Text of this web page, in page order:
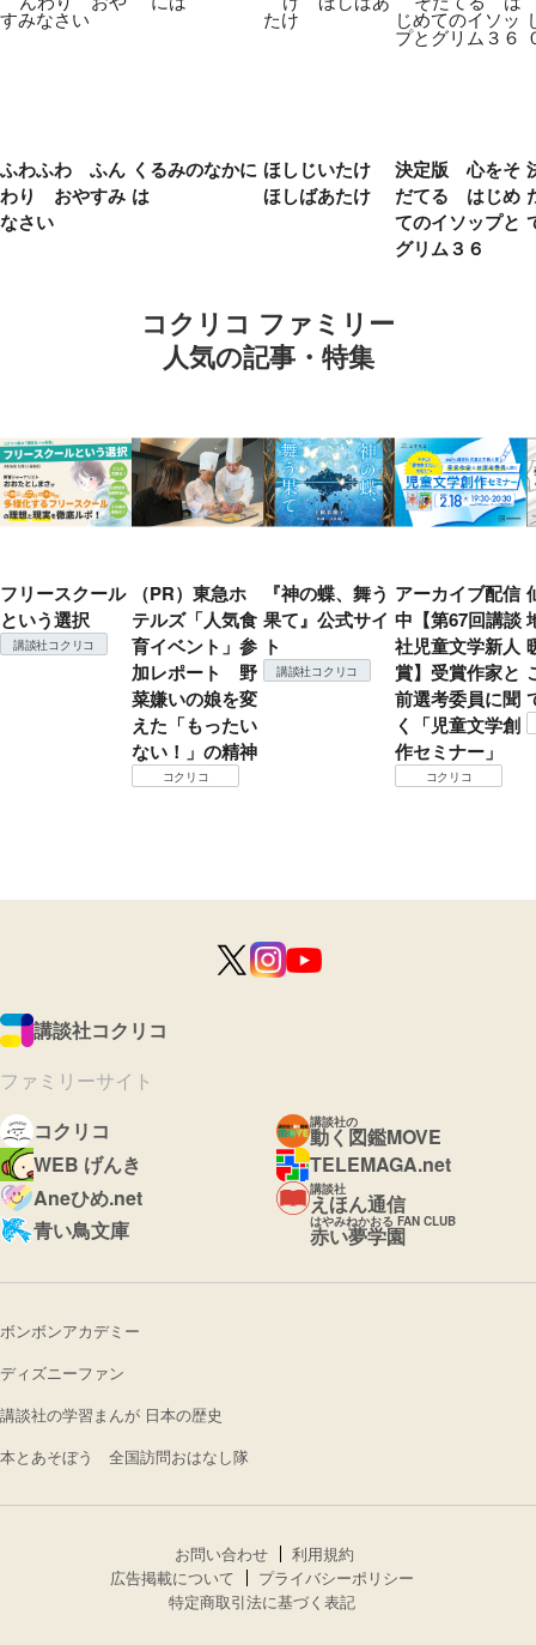
ふわふわ ふん
わり おやすみ
なさい
くるみのなかに
は
ほしじいたけ
ほしばあたけ
決定版 心をそ
だてる はじめ
てのイソップと
グリム３６
コクリコ ファミリー
人気の記事・特集
フリースクール
という選択
講談社コクリコ
（PR）東急ホ
テルズ「人気食
育イベント」参
加レポート 野
菜嫌いの娘を変
えた「もったい
ない！」の精神
コクリコ
『神の蝶、舞う
果て』公式サイ
ト
講談社コクリコ
アーカイブ配信
中【第67回講談
社児童文学新人
賞】受賞作家と
前選考委員に聞
く「児童文学創
作セミナー」
コクリコ
講談社コクリコ
ファミリーサイト
コクリコ
講談社の
動く図鑑MOVE
WEB げんき
TELEMAGA.net
Aneひめ.net
講談社
えほん通信
青い鳥文庫
はやみねかおる FAN CLUB
赤い夢学園
ボンボンアカデミー
ディズニーファン
講談社の学習まんが 日本の歴史
本とあそぼう 全国訪問おはなし隊
お問い合わせ
利用規約
広告掲載について
プライバシーポリシー
特定商取引法に基づく表記